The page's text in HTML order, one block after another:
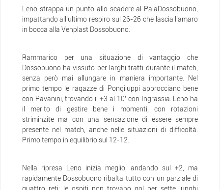
Leno strappa un punto allo scadere al PalaDossobuono,
impattando all’ultimo respiro sul 26-26 che lascia l’amaro
in bocca alla Venplast Dossobuono.
Rammarico per una situazione di vantaggio che
Dossobuono ha vissuto per larghi tratti durante il match,
senza però mai allungare in maniera importante. Nel
primo tempo le ragazze di Pongiluppi approcciano bene
con Pavanini, trovando il +3 al 10’ con Ingrassia. Leno ha
il merito di gestire bene i momenti, con rotazioni
striminzite ma con una sensazione di essere sempre
presente nel match, anche nelle situazioni di difficoltà.
Primo tempo in equilibrio sul 12-12.
Nella ripresa Leno inizia meglio, andando sul +2, ma
rapidamente Dossobuono ribalta tutto con un parziale di